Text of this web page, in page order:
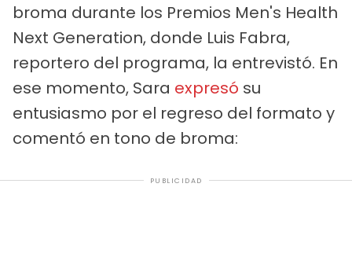
broma durante los Premios Men's Health
Next Generation, donde Luis Fabra,
reportero del programa, la entrevistó. En
ese momento, Sara expresó su
entusiasmo por el regreso del formato y
comentó en tono de broma:
PUBLICIDAD